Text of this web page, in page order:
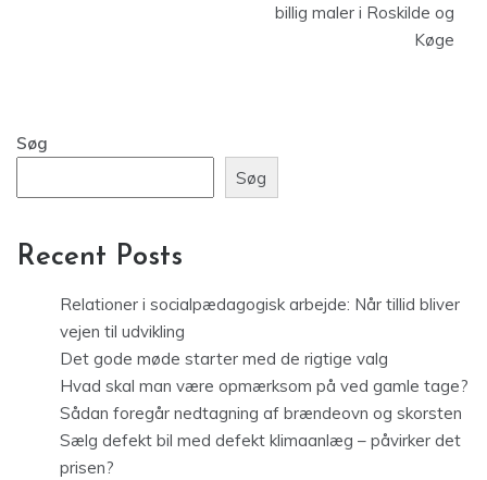
billig maler i Roskilde og
Køge
Søg
Søg
Recent Posts
Relationer i socialpædagogisk arbejde: Når tillid bliver
vejen til udvikling
Det gode møde starter med de rigtige valg
Hvad skal man være opmærksom på ved gamle tage?
Sådan foregår nedtagning af brændeovn og skorsten
Sælg defekt bil med defekt klimaanlæg – påvirker det
prisen?